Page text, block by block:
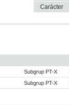
Caràcter
Subgrup PT-X
Subgrup PT-X